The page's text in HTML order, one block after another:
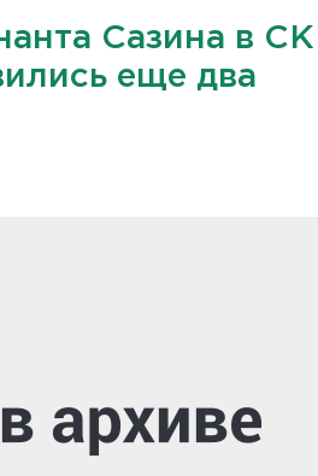
Сазина в СК
еще два